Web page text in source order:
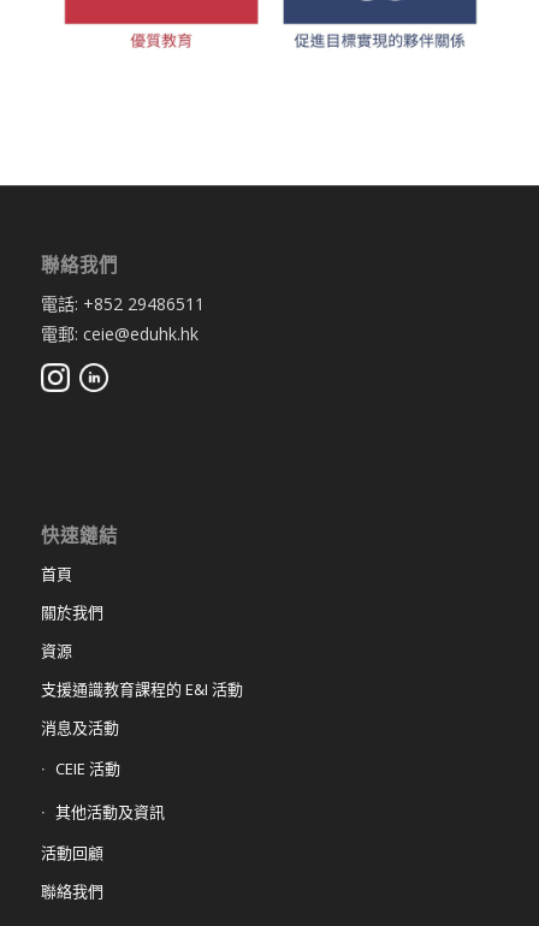
聯絡我們
電話: +852 29486511
電郵: ceie@eduhk.hk
快速鏈結
首頁
關於我們
資源
支援通識教育課程的 E&I 活動
消息及活動
CEIE 活動
其他活動及資訊
活動回顧
聯絡我們